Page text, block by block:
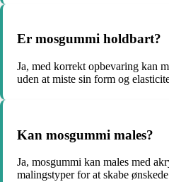
Er mosgummi holdbart?
Ja, med korrekt opbevaring kan
uden at miste sin form og
Kan mosgummi males?
Ja, mosgummi kan males med
malingstyper for at skabe